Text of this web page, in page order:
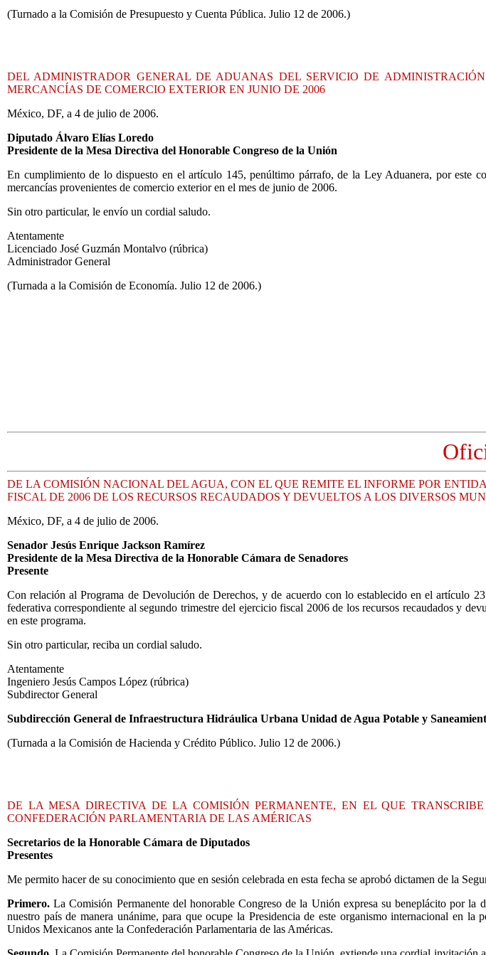
(Turnado a la Comisión de Presupuesto y Cuenta Pública. Julio 12 de 2006.)
DEL ADMINISTRADOR GENERAL DE ADUANAS DEL SERVICIO DE
MERCANCÍAS DE COMERCIO EXTERIOR EN JUNIO DE 2006
México, DF, a 4 de julio de 2006.
Diputado Álvaro Elías Loredo
Presidente de la Mesa Directiva del Honorable Congreso de la Unión
En cumplimiento de lo dispuesto en el artículo 145, penúltimo párrafo, de la Ley Aduanera, por este
mercancías provenientes de comercio exterior en el mes de junio de 2006.
Sin otro particular, le envío un cordial saludo.
Atentamente
Licenciado José Guzmán Montalvo (rúbrica)
Administrador General
(Turnada a la Comisión de Economía. Julio 12 de 2006.)
DE LA COMISIÓN NACIONAL DEL AGUA, CON EL QUE REMITE EL INFORME POR
FISCAL DE 2006 DE LOS RECURSOS RECAUDADOS Y DEVUELTOS A LOS DIVERSOS
México, DF, a 4 de julio de 2006.
Senador Jesús Enrique Jackson Ramírez
Presidente de la Mesa Directiva de la Honorable Cámara de Senadores
Presente
Con relación al Programa de Devolución de Derechos, y de acuerdo con lo establecido en el artículo
federativa correspondiente al segundo trimestre del ejercicio fiscal 2006 de los recursos recaudados y
en este programa.
Sin otro particular, reciba un cordial saludo.
Atentamente
Ingeniero Jesús Campos López (rúbrica)
Subdirector General
Subdirección General de Infraestructura Hidráulica Urbana Unidad de Agua Potable y
(Turnada a la Comisión de Hacienda y Crédito Público. Julio 12 de 2006.)
DE LA MESA DIRECTIVA DE LA COMISIÓN PERMANENTE, EN EL QUE
CONFEDERACIÓN PARLAMENTARIA DE LAS AMÉRICAS
Secretarios de la Honorable Cámara de Diputados
Presentes
Me permito hacer de su conocimiento que en sesión celebrada en esta fecha se aprobó dictamen de la
Primero. La Comisión Permanente del honorable Congreso de la Unión expresa su beneplácito por
nuestro país de manera unánime, para que ocupe la Presidencia de este organismo internacional en
Unidos Mexicanos ante la Confederación Parlamentaria de las Américas.